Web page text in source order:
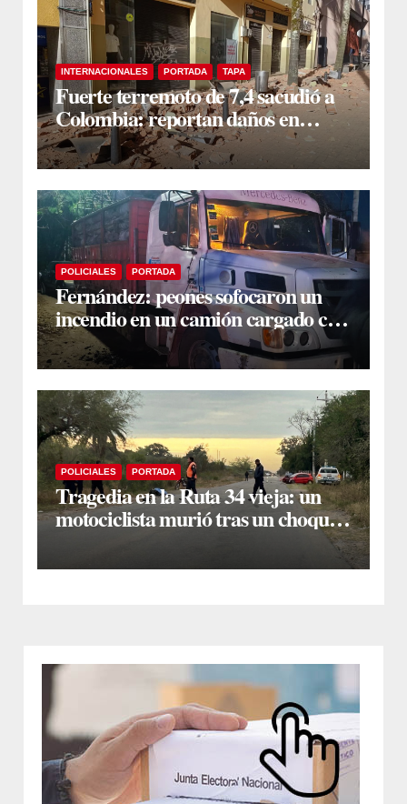
INTERNACIONALES PORTADA TAPA
Fuerte terremoto de 7,4 sacudió a
Colombia: reportan daños en
edificios en Bogotá, Medellín y Cali
POLICIALES PORTADA
Fernández: peones sofocaron un
incendio en un camión cargado con
carbón sacando agua de una
acequia
POLICIALES PORTADA
Tragedia en la Ruta 34 vieja: un
motociclista murió tras un choque
múltiple en El Polear